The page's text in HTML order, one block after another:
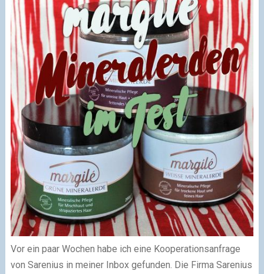
Vor ein paar Wochen habe ich eine Kooperationsanfrage
von Sarenius in meiner Inbox gefunden. Die Firma Sarenius